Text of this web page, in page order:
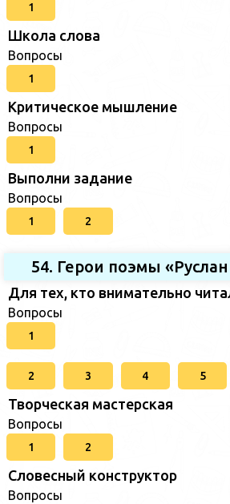
1
Школа слова
Вопросы
1
Критическое мышление
Вопросы
1
Выполни задание
Вопросы
1 2
54. Герои поэмы
Для тех, кто внимательно
Вопросы
1
2 3 4 5
Творческая мастерская
Вопросы
1 2
Словесный конструктор
Вопросы